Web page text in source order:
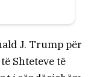
J. Trump për
Shteteve të